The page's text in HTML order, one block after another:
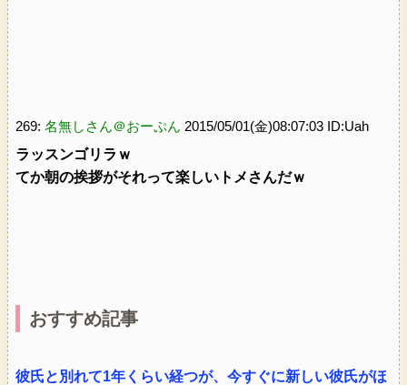
269: 名無しさん＠おーぷん 2015/05/01(金)08:07:03 ID:Uah
ラッスンゴリラｗ
てか朝の挨拶がそれって楽しいトメさんだｗ
おすすめ記事
彼氏と別れて1年くらい経つが、今すぐに新しい彼氏がほ